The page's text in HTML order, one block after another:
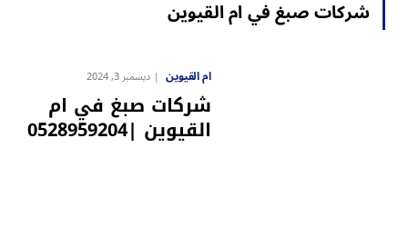
شركات صبغ في ام القيوين
ام القيوين ديسمبر 3, 2024
شركات صبغ في ام
القيوين |0528959204